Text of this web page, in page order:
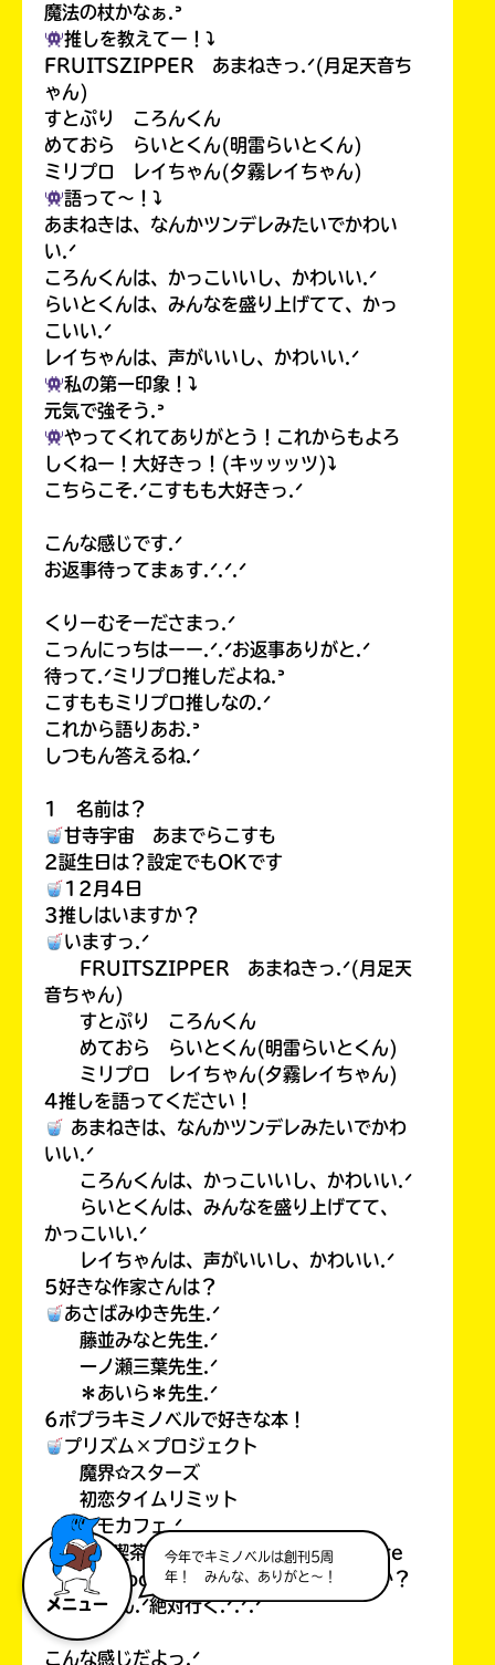
メニュー
今年でキミノベルは創刊5周
年！ みんな、ありがと～！
魔法の杖かなぁ.ᐣ
推しを教えてー！⤵︎
FRUITSZIPPER あまねきっ.ᐟ(月足天音ち
ゃん)
すとぷり ころんくん
めておら らいとくん(明雷らいとくん)
ミリプロ レイちゃん(夕霧レイちゃん)
語って〜！⤵︎
あまねきは、なんかツンデレみたいでかわい
い.ᐟ
ころんくんは、かっこいいし、かわいい.ᐟ
らいとくんは、みんなを盛り上げてて、かっ
こいい.ᐟ
レイちゃんは、声がいいし、かわいい.ᐟ
私の第一印象！⤵︎
元気で強そう.ᐣ
やってくれてありがとう！これからもよろ
しくねー！大好きっ！(キッッッツ)⤵︎
こちらこそ.ᐟこすもも大好きっ.ᐟ
こんな感じです.ᐟ
お返事待ってまぁす.ᐟ.ᐟ.ᐟ
くりーむそーださまっ.ᐟ
こっんにっちはーー.ᐟ.ᐟお返事ありがと.ᐟ
待って.ᐟミリプロ推しだよね.ᐣ
こすももミリプロ推しなの.ᐟ
これから語りあお.ᐣ
しつもん答えるね.ᐟ
1 名前は？
甘寺宇宙 あまでらこすも
2誕生日は？設定でもOKです
12月4日
3推しはいますか？
いますっ.ᐟ
FRUITSZIPPER あまねきっ.ᐟ(月足天
音ちゃん)
すとぷり ころんくん
めておら らいとくん(明雷らいとくん)
ミリプロ レイちゃん(夕霧レイちゃん)
4推しを語ってください！
あまねきは、なんかツンデレみたいでかわ
いい.ᐟ
ころんくんは、かっこいいし、かわいい.ᐟ
らいとくんは、みんなを盛り上げてて、
かっこいい.ᐟ
レイちゃんは、声がいいし、かわいい.ᐟ
5好きな作家さんは？
あさばみゆき先生.ᐟ
藤並みなと先生.ᐟ
一ノ瀬三葉先生.ᐟ
＊あいら＊先生.ᐟ
6ポプラキミノベルで好きな本！
プリズム×プロジェクト
魔界✩スターズ
初恋タイムリミット
ケモカフェ.ᐟ
7また、喫茶(カフェでもあるけど…）「Cre
amsea soda」にご来店していただますか？
もちろん.ᐟ絶対行く.ᐟ.ᐟ.ᐟ
こんな感じだよっ.ᐟ